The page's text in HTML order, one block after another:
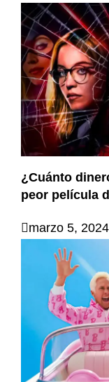
¿Cuánto
peor película
marzo 5, 2024